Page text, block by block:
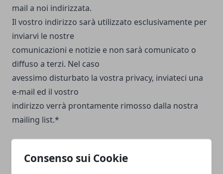
Consenso sui Cookie
mail a noi indirizzata.
Il vostro indirizzo sarà utilizzato esclusivamente per
inviarvi le nostre
comunicazioni e notizie e non sarà comunicato o
diffuso a terzi. Nel caso
avessimo disturbato la vostra privacy, inviateci una
e-mail ed il vostro
indirizzo verrà prontamente rimosso dalla nostra
mailing list.*